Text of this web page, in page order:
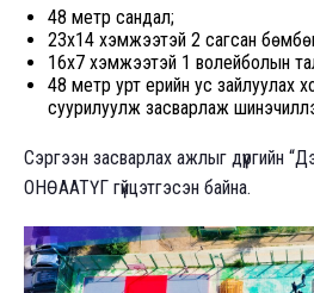
48 метр сандал;
23x14 хэмжээтэй 2 сагсан
16x7 хэмжээтэй 1 волейболын
48 метр урт үерийн ус зайлуулах
суурилуулж засварлаж
Сэргээн засварлах ажлыг дүүргийн
ОНӨААТҮГ гүйцэтгэсэн байна.